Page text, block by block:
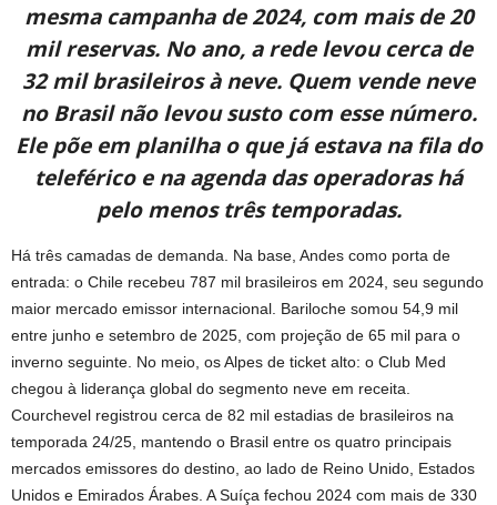
mesma campanha de 2024, com mais de 20
mil reservas. No ano, a rede levou cerca de
32 mil brasileiros à neve. Quem vende neve
no Brasil não levou susto com esse número.
Ele põe em planilha o que já estava na fila do
teleférico e na agenda das operadoras há
pelo menos três temporadas.
Há três camadas de demanda. Na base, Andes como porta de
entrada: o Chile recebeu 787 mil brasileiros em 2024, seu segundo
maior mercado emissor internacional. Bariloche somou 54,9 mil
entre junho e setembro de 2025, com projeção de 65 mil para o
inverno seguinte. No meio, os Alpes de ticket alto: o Club Med
chegou à liderança global do segmento neve em receita.
Courchevel registrou cerca de 82 mil estadias de brasileiros na
temporada 24/25, mantendo o Brasil entre os quatro principais
mercados emissores do destino, ao lado de Reino Unido, Estados
Unidos e Emirados Árabes. A Suíça fechou 2024 com mais de 330